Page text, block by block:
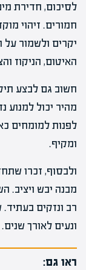
לסיכום, חדירת
חמורים. זיהוי
יקרים ולשמור על
האיטום, הניקוז
חשוב גם לבצע
מהיר יכול למנוע
לפנות למומחים
ומקיף.
ולבסוף, זכרו
מבנה יבש ויציב.
רב ונזקים
ונעים לאורך שנים.
ראו גם: